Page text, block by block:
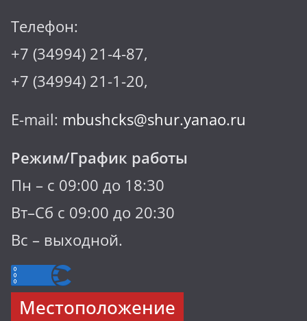
Телефон:
+7 (34994) 21-4-87,
+7 (34994) 21-1-20,
E-mail: mbushcks@shur.yanao.ru
Режим/График работы
Пн – с 09:00 до 18:30
Вт–Сб с 09:00 до 20:30
Вс – выходной.
Местоположение